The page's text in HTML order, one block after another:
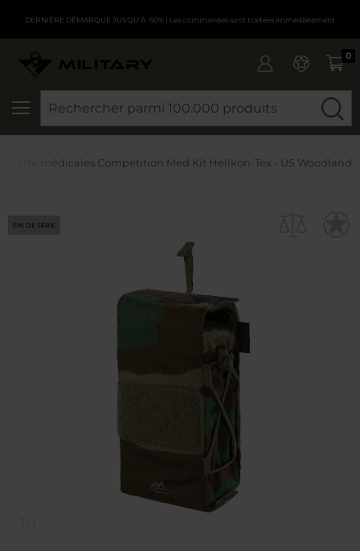
DERNIÈRE DÉMARQUE JUSQU'À -50% | Les commandes sont traitées immédiatement
0
médicales Competition Med Kit Helikon-Tex - US Woodland
FIN DE SÉRIE